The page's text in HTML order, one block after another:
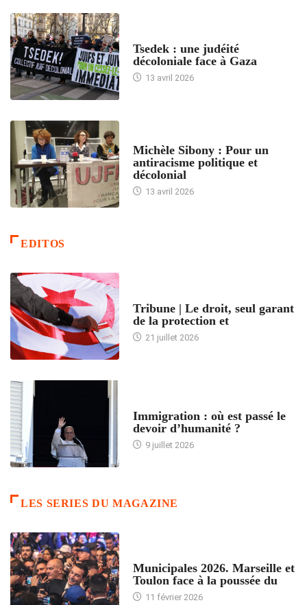
Tsedek : une judéité
décoloniale face à Gaza
13 avril 2026
Michèle Sibony : Pour un
antiracisme politique et
décolonial
13 avril 2026
EDITOS
Tribune | Le droit, seul garant
de la protection et
21 juillet 2026
Immigration : où est passé le
devoir d’humanité ?
9 juillet 2026
LES SERIES DU MAGAZINE
Municipales 2026. Marseille et
Toulon face à la poussée du
11 février 2026